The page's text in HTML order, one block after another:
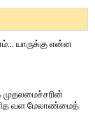
யாருக்கு என்ன
முதலமைச்சரின்
வள மேலாண்மைத்